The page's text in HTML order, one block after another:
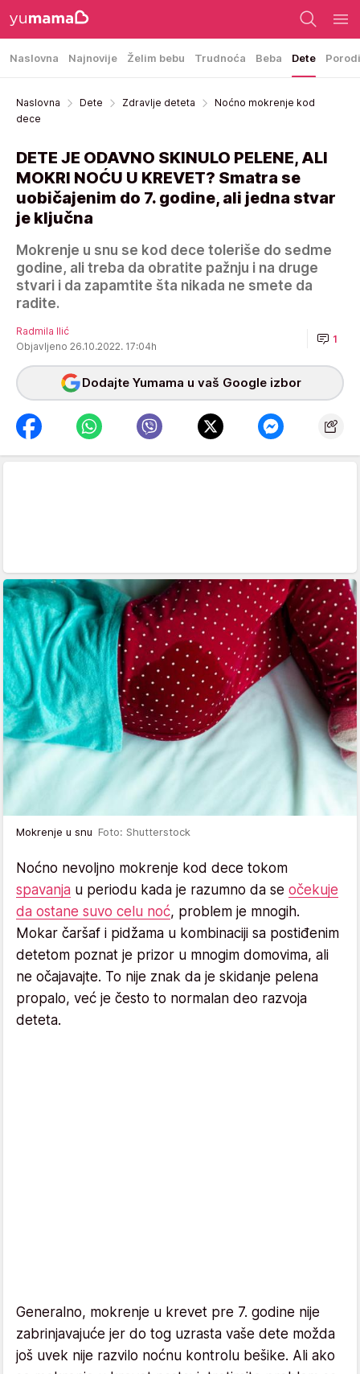
Naslovna Najnovije Želim bebu Trudnoća Beba Dete
Naslovna Dete Zdravlje deteta
Noćno mokrenje kod
dece
DETE JE ODAVNO SKINULO PELENE, ALI
MOKRI NOĆU U KREVET? Smatra se
uobičajenim do 7. godine, ali jedna stvar
je ključna
Mokrenje u snu se kod dece toleriše do sedme
godine, ali treba da obratite pažnju i na druge
stvari i da zapamtite šta nikada ne smete da
radite.
Radmila Ilić
Objavljeno 26.10.2022. 17:04h
1
Dodajte Yumama u vaš Google izbor
Mokrenje u snu Foto: Shutterstock
Noćno nevoljno mokrenje kod dece tokom
spavanja u periodu kada je razumno da se očekuje
da ostane suvo celu noć, problem je mnogih.
Mokar čaršaf i pidžama u kombinaciji sa postiđenim
detetom poznat je prizor u mnogim domovima, ali
ne očajavajte. To nije znak da je skidanje pelena
propalo, već je često to normalan deo razvoja
deteta.
Generalno, mokrenje u krevet pre 7. godine nije
zabrinjavajuće jer do tog uzrasta vaše dete možda
još uvek nije razvilo noćnu kontrolu bešike. Ali ako